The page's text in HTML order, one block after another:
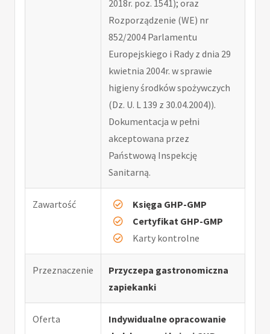
2018r. poz. 1541); oraz
Rozporządzenie (WE) nr
852/2004 Parlamentu
Europejskiego i Rady z dnia 29
kwietnia 2004r. w sprawie
higieny środków spożywczych
(Dz. U. L 139 z 30.04.2004)).
Dokumentacja w pełni
akceptowana przez
Państwową Inspekcję
Sanitarną.
Zawartość
Księga GHP-GMP
Certyfikat GHP-GMP
Karty kontrolne
Przeznaczenie
Przyczepa gastronomiczna
zapiekanki
Oferta
Indywidualne opracowanie